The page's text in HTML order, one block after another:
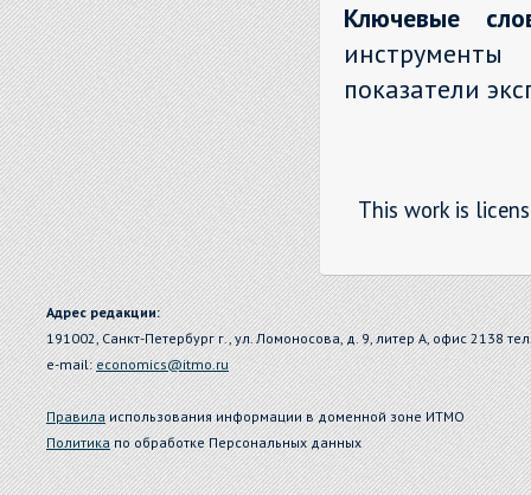
Ключевые
показатели
This work is
Адрес редакции:
191002, Санкт-Петербург г., ул. Ломоносова, д. 9, литер А, офис 2138
e-mail:economics@itmo.ru
Правилаиспользования информации в доменной зоне ИТМО
Политикапо обработке Персональных данных